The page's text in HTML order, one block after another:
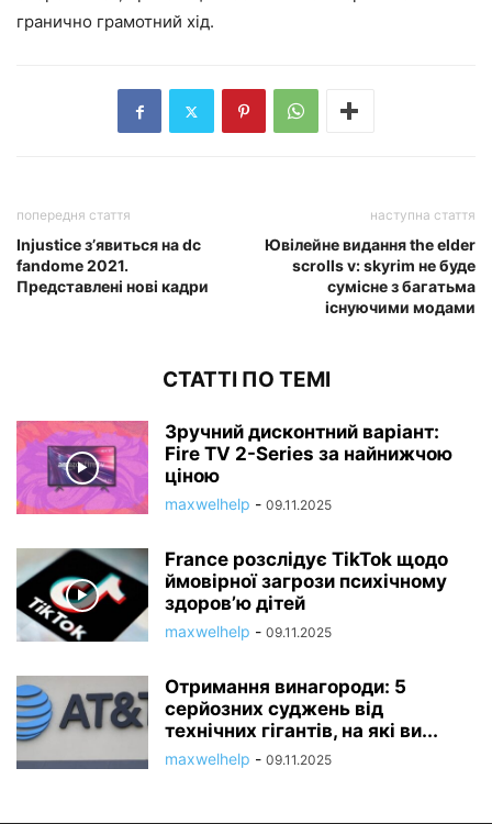
гранично грамотний хід.
попередня стаття
Injustice з’явиться на dc
fandome 2021.
Представлені нові кадри
наступна стаття
Ювілейне видання the elder
scrolls v: skyrim не буде
сумісне з багатьма
існуючими модами
СТАТТІ ПО ТЕМІ
Зручний дисконтний варіант:
Fire TV 2-Series за найнижчою
ціною
maxwelhelp - 09.11.2025
France розслідує TikTok щодо
ймовірної загрози психічному
здоров’ю дітей
maxwelhelp - 09.11.2025
Отримання винагороди: 5
серйозних суджень від
технічних гігантів, на які ви...
maxwelhelp - 09.11.2025